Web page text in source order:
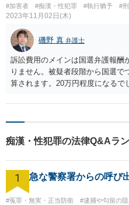
#加害者 #痴漢・性犯罪 #執行猶予 #
2023年11月02日(木)
磯野 真 弁護士
訴訟費用のメインは国選弁護報酬
りません。被疑者段階から国選で
算されます。20万円程度になる
を行う必要があります。
痴漢・性犯罪の法律Q&Aラ
1 急な警察署からの呼び
#冤罪・無実・正当防衛 #逮捕や勾留の